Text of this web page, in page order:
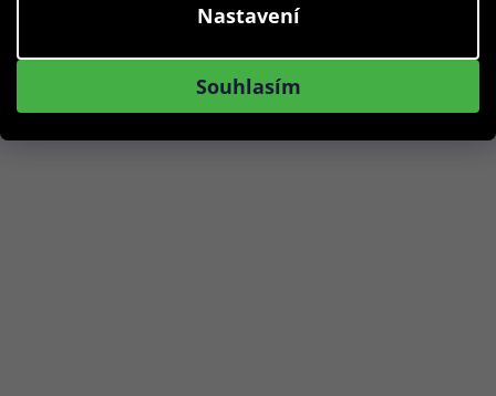
Nastavení
Souhlasím